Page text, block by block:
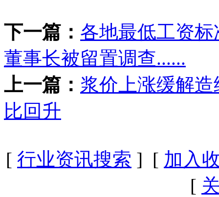
下一篇： 各地最低工资
董事长被留置调查......
上一篇： 浆价上涨缓解
比回升
[ 行业资讯搜索 ] [ 加入
[